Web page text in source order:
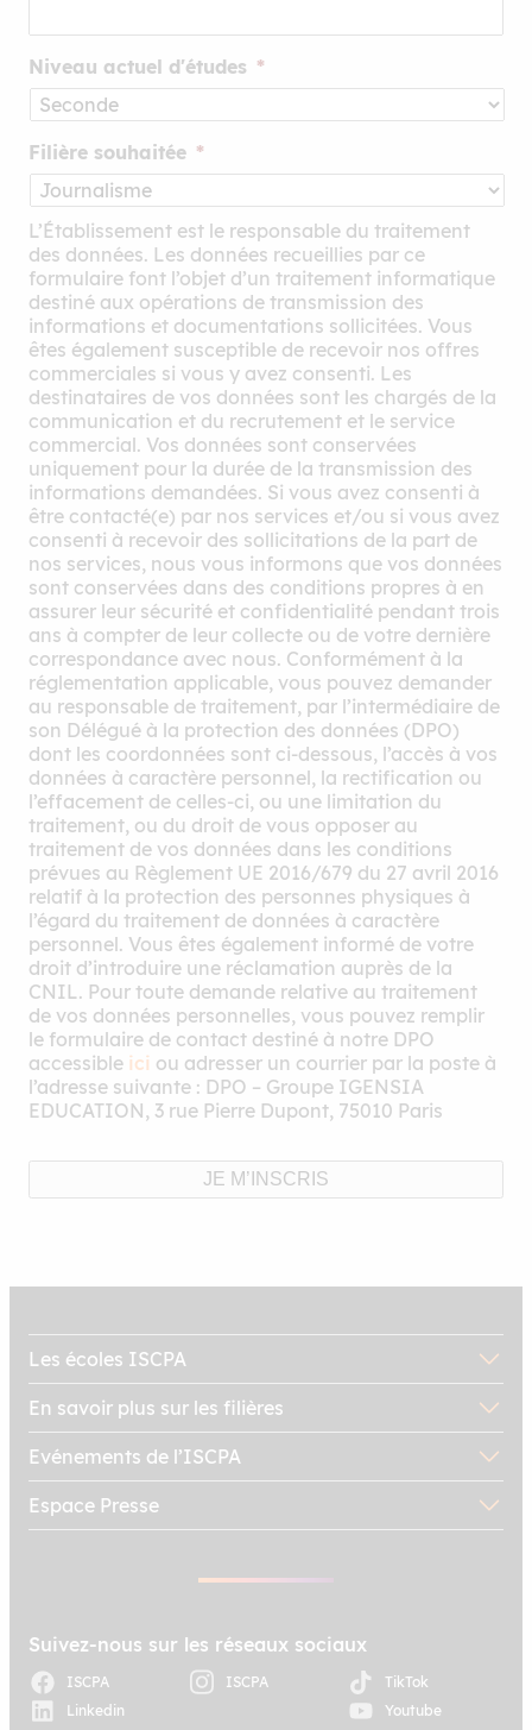
Niveau actuel d'études *
Filière souhaitée *
L’Établissement est le responsable du traitement
des données. Les données recueillies par ce
formulaire font l’objet d’un traitement informatique
destiné aux opérations de transmission des
informations et documentations sollicitées. Vous
êtes également susceptible de recevoir nos offres
commerciales si vous y avez consenti. Les
destinataires de vos données sont les chargés de la
communication et du recrutement et le service
commercial. Vos données sont conservées
uniquement pour la durée de la transmission des
informations demandées. Si vous avez consenti à
être contacté(e) par nos services et/ou si vous avez
consenti à recevoir des sollicitations de la part de
nos services, nous vous informons que vos données
sont conservées dans des conditions propres à en
assurer leur sécurité et confidentialité pendant trois
ans à compter de leur collecte ou de votre dernière
correspondance avec nous. Conformément à la
réglementation applicable, vous pouvez demander
au responsable de traitement, par l’intermédiaire de
son Délégué à la protection des données (DPO)
dont les coordonnées sont ci-dessous, l’accès à vos
données à caractère personnel, la rectification ou
l’effacement de celles-ci, ou une limitation du
traitement, ou du droit de vous opposer au
traitement de vos données dans les conditions
prévues au Règlement UE 2016/679 du 27 avril 2016
relatif à la protection des personnes physiques à
l’égard du traitement de données à caractère
personnel. Vous êtes également informé de votre
droit d’introduire une réclamation auprès de la
CNIL. Pour toute demande relative au traitement
de vos données personnelles, vous pouvez remplir
le formulaire de contact destiné à notre DPO
accessible ici ou adresser un courrier par la poste à
l’adresse suivante : DPO – Groupe IGENSIA
EDUCATION, 3 rue Pierre Dupont, 75010 Paris
Les écoles ISCPA
En savoir plus sur les filières
Evénements de l’ISCPA
Espace Presse
Suivez-nous sur les réseaux sociaux
ISCPA ISCPA
TikTok
Linkedin
Youtube